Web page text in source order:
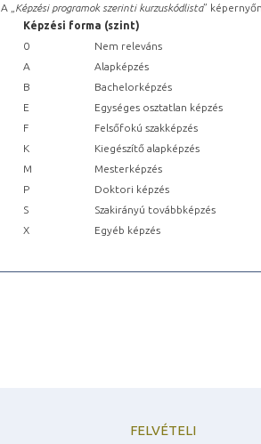
A „ Képzési programok szerinti kurzuskódlista”
Képzési forma (szint)
0
Nem releváns
A
Alapképzés
B
Bachelorképzés
E
Egységes osztatlan képzés
F
Felsőfokú szakképzés
K
Kiegészítő alapképzés
M
Mesterképzés
P
Doktori képzés
S
Szakirányú továbbképzés
X
Egyéb képzés
FELVÉTELI